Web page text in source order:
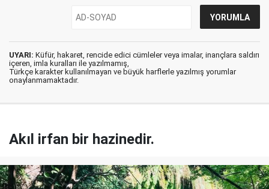
UYARI: Küfür, hakaret, rencide edici cümleler veya imalar, inançlara saldırı
içeren, imla kuralları ile yazılmamış,
Türkçe karakter kullanılmayan ve büyük harflerle yazılmış yorumlar
onaylanmamaktadır.
Akıl irfan bir hazinedir.